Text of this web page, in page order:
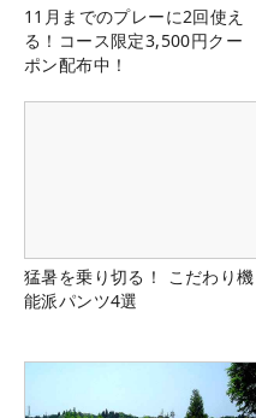
11月までのプレーに2回使え
る！コース限定3,500円クー
ポン配布中！
猛暑を乗り切る！ こだわり機
能派パンツ4選